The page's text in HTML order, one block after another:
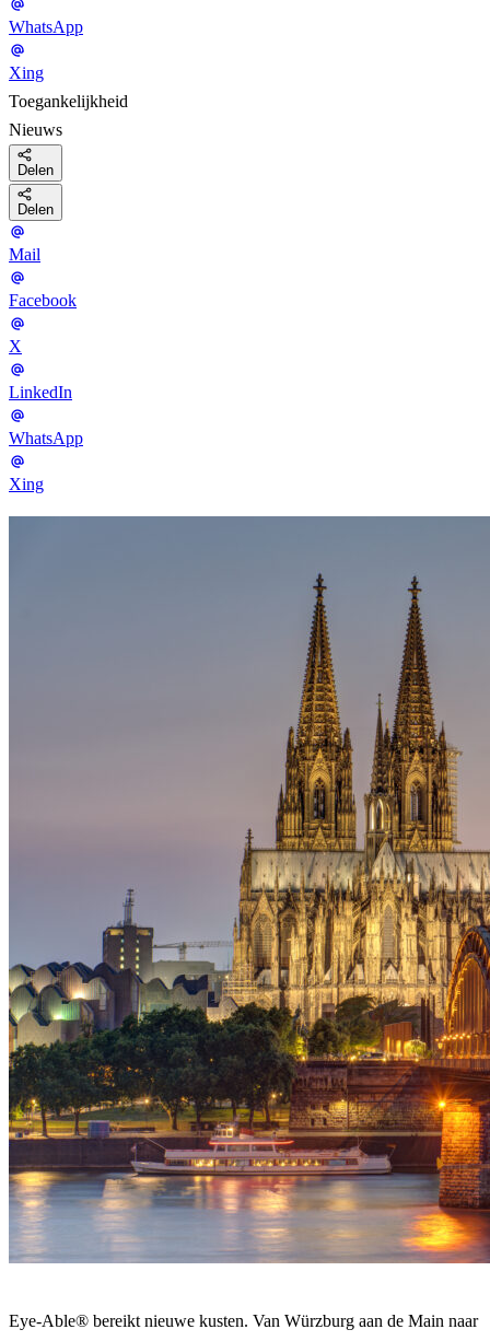
WhatsApp
Xing
Toegankelijkheid
Nieuws
Delen
Delen
Mail
Facebook
X
LinkedIn
WhatsApp
Xing
Eye-Able® bereikt nieuwe kusten. Van Würzburg aan de Main naar